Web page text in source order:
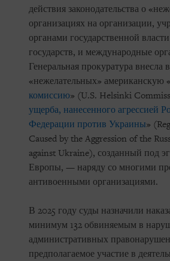
действия законодательства о
организациях на организации,
органами государственной
государств, и международные
Генеральная прокуратура внесла
«нежелательных» американскую «
комиссию» (U.S. Helsinki
ущерба, нанесенного агрессией
Федерации против Украины»
Caused by the Aggression of the
against Ukraine), созданный под
Европы, — наряду со многими
антивоенными организациями.
В 2025 году суды назначили
минимум 132 обвиняемым в
административных
предполагаемое участие в